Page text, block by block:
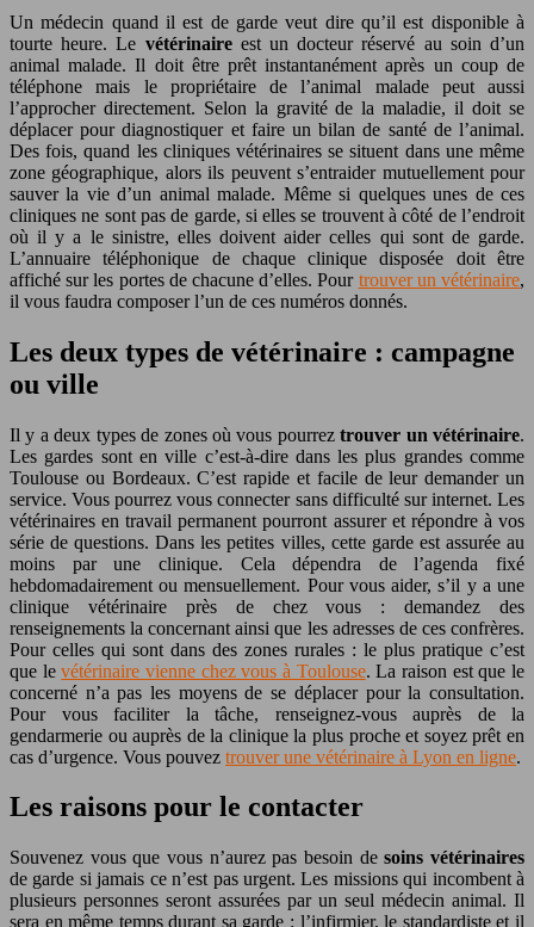
Un médecin quand il est de garde veut dire qu’il est disponible à
tourte heure. Le vétérinaireest un docteur réservé au soin d’un
animal malade. Il doit être prêt instantanément après un coup de
téléphone mais le propriétaire de l’animal malade peut aussi
l’approcher directement. Selon la gravité de la maladie, il doit se
déplacer pour diagnostiquer et faire un bilan de santé de l’animal.
Des fois, quand les cliniques vétérinaires se situent dans une même
zone géographique, alors ils peuvent s’entraider mutuellement pour
sauver la vie d’un animal malade. Même si quelques unes de ces
cliniques ne sont pas de garde, si elles se trouvent à côté de l’endroit
où il y a le sinistre, elles doivent aider celles qui sont de garde.
L’annuaire téléphonique de chaque clinique disposée doit être
affiché sur les portes de chacune d’elles. Pour trouver un vétérinaire,
il vous faudra composer l’un de ces numéros donnés.
Les deux types de vétérinaire : campagne
ou ville
Il y a deux types de zones où vous pourreztrouver un vétérinaire.
Les gardes sont en ville c’est-à-dire dans les plus grandes comme
Toulouse ou Bordeaux. C’est rapide et facile de leur demander un
service. Vous pourrez vous connecter sans difficulté sur internet. Les
vétérinaires en travail permanent pourront assurer et répondre à vos
série de questions. Dans les petites villes, cette garde est assurée au
moins par une clinique. Cela dépendra de l’agenda fixé
hebdomadairement ou mensuellement. Pour vous aider, s’il y a une
clinique vétérinaire près de chez vous : demandez des
renseignements la concernant ainsi que les adresses de ces confrères.
Pour celles qui sont dans des zones rurales : le plus pratique c’est
que levétérinaire vienne chez vous à Toulouse. La raison est que le
concerné n’a pas les moyens de se déplacer pour la consultation.
Pour vous faciliter la tâche, renseignez-vous auprès de la
gendarmerie ou auprès de la clinique la plus proche et soyez prêt en
cas d’urgence. Vous pouvez trouver une vétérinaire à Lyon en ligne.
Les raisons pour le contacter
Souvenez vous que vous n’aurez pas besoin desoins vétérinaires
de garde si jamais ce n’est pas urgent. Les missions qui incombent à
plusieurs personnes seront assurées par un seul médecin animal. Il
sera en même temps durant sa garde : l’infirmier, le standardiste et il